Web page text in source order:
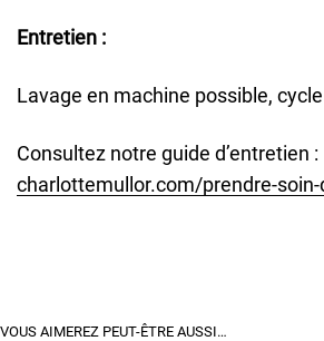
Entretien :
Lavage en machine possible,
Consultez notre guide d’entretien :
charlottemullor.com/prendre-soin-
VOUS AIMEREZ PEUT-ÊTRE AUSSI…